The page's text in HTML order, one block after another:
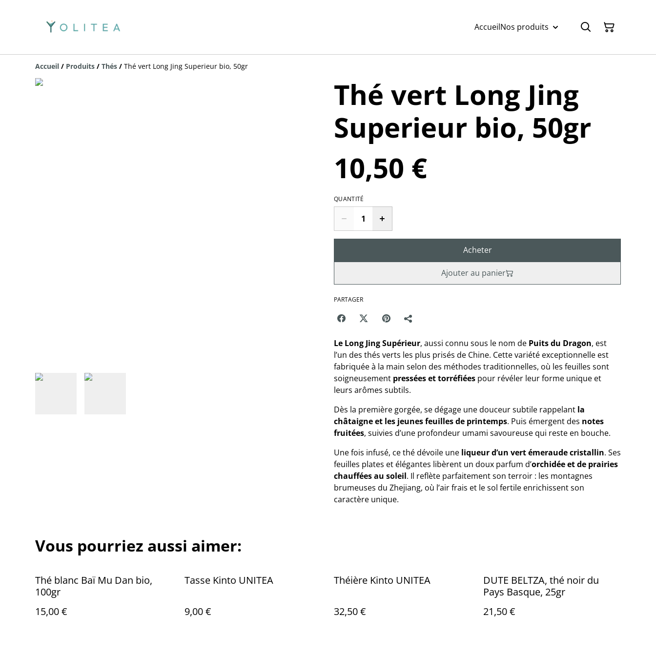
AccueilNos produits
Accueil / Produits / Thés / Thé vert Long Jing Superieur bio, 50gr
Thé vert Long Jing
Superieur bio, 50gr
10,50 €
QUANTITÉ
Acheter
Ajouter au panier
PARTAGER
Le Long Jing Supérieur, aussi connu sous le nom de Puits du Dragon, est
l’un des thés verts les plus prisés de Chine. Cette variété exceptionnelle est
fabriquée à la main selon des méthodes traditionnelles, où les feuilles sont
soigneusement pressées et torréfiées pour révéler leur forme unique et
leurs arômes subtils.
Dès la première gorgée, se dégage une douceur subtile rappelant la
châtaigne et les jeunes feuilles de printemps. Puis émergent des notes
fruitées, suivies d’une profondeur umami savoureuse qui reste en bouche.
Une fois infusé, ce thé dévoile une liqueur d’un vert émeraude cristallin. Ses
feuilles plates et élégantes libèrent un doux parfum d’orchidée et de prairies
chauffées au soleil. Il reflète parfaitement son terroir : les montagnes
brumeuses du Zhejiang, où l’air frais et le sol fertile enrichissent son
caractère unique.
Vous pourriez aussi aimer:
Thé blanc Baï Mu Dan bio,
100gr
15,00 €
Tasse Kinto UNITEA
9,00 €
Théière Kinto UNITEA
32,50 €
DUTE BELTZA, thé noir du
Pays Basque, 25gr
21,50 €